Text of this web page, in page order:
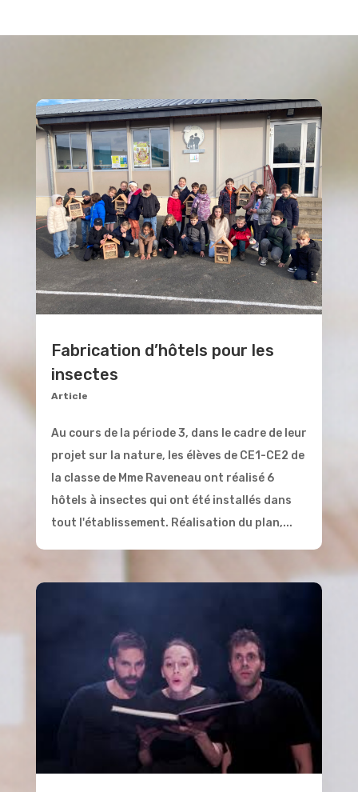
Fabrication d’hôtels pour les
insectes
Article
Au cours de la période 3, dans le cadre de leur
projet sur la nature, les élèves de CE1-CE2 de
la classe de Mme Raveneau ont réalisé 6
hôtels à insectes qui ont été installés dans
tout l'établissement. Réalisation du plan,...